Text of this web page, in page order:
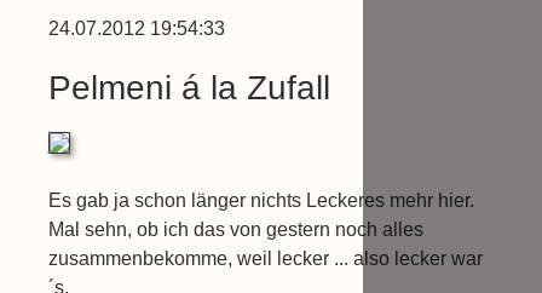
24.07.2012 19:54:33
Pelmeni á la Zufall
Es gab ja schon länger nichts Leckeres mehr hier.
Mal sehn, ob ich das von gestern noch alles
zusammenbekomme, weil lecker ... also lecker war
´s.